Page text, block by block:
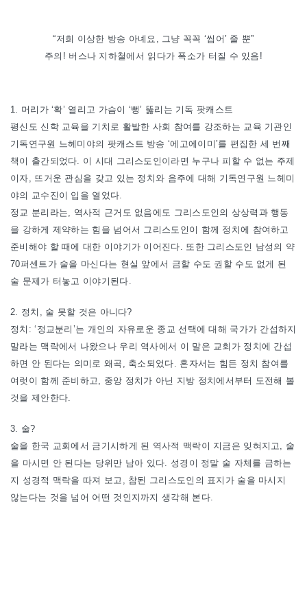
“저희 이상한 방송 아녜요, 그냥 꼭꼭 ‘씹어’ 줄 뿐”
주의! 버스나 지하철에서 읽다가 폭소가 터질 수 있음!
1. 머리가 ‘확’ 열리고 가슴이 ‘뻥’ 뚫리는 기독 팟캐스트
평신도 신학 교육을 기치로 활발한 사회 참여를 강조하는 교육 기관인
기독연구원 느헤미야의 팟캐스트 방송 ‘에고에이미’를 편집한 세 번째
책이 출간되었다. 이 시대 그리스도인이라면 누구나 피할 수 없는 주제
이자, 뜨거운 관심을 갖고 있는 정치와 음주에 대해 기독연구원 느헤미
야의 교수진이 입을 열었다.
정교 분리라는, 역사적 근거도 없음에도 그리스도인의 상상력과 행동
을 강하게 제약하는 힘을 넘어서 그리스도인이 함께 정치에 참여하고
준비해야 할 때에 대한 이야기가 이어진다. 또한 그리스도인 남성의 약
70퍼센트가 술을 마신다는 현실 앞에서 금할 수도 권할 수도 없게 된
술 문제가 터놓고 이야기된다.
2. 정치, 술 못할 것은 아니다?
정치: ‘정교분리’는 개인의 자유로운 종교 선택에 대해 국가가 간섭하지
말라는 맥락에서 나왔으나 우리 역사에서 이 말은 교회가 정치에 간섭
하면 안 된다는 의미로 왜곡, 축소되었다. 혼자서는 힘든 정치 참여를
여럿이 함께 준비하고, 중앙 정치가 아닌 지방 정치에서부터 도전해 볼
것을 제안한다.
3. 술?
술을 한국 교회에서 금기시하게 된 역사적 맥락이 지금은 잊혀지고, 술
을 마시면 안 된다는 당위만 남아 있다. 성경이 정말 술 자체를 금하는
지 성경적 맥락을 따져 보고, 참된 그리스도인의 표지가 술을 마시지
않는다는 것을 넘어 어떤 것인지까지 생각해 본다.